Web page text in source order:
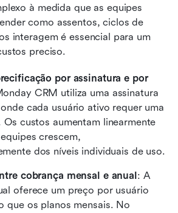
à medida que as equipes
como assentos, ciclos de
interagem é essencial para um
preciso.
por assinatura e por
CRM utiliza uma assinatura
cada usuário ativo requer uma
Os custos aumentam linearmente
crescem,
dos níveis individuais de uso.
cobrança mensal e anual : A
oferece um preço por usuário
que os planos mensais. No